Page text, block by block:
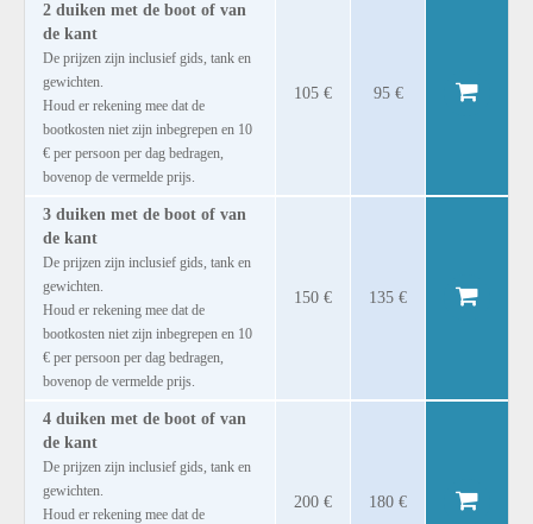
2 duiken met de boot of van
de kant
De prijzen zijn inclusief gids, tank en
gewichten.
Houd er rekening mee dat de
bootkosten niet zijn inbegrepen en 10
€ per persoon per dag bedragen,
bovenop de vermelde prijs.
105 € 95 €
3 duiken met de boot of van
de kant
De prijzen zijn inclusief gids, tank en
gewichten.
Houd er rekening mee dat de
bootkosten niet zijn inbegrepen en 10
€ per persoon per dag bedragen,
bovenop de vermelde prijs.
150 € 135 €
4 duiken met de boot of van
de kant
De prijzen zijn inclusief gids, tank en
gewichten.
Houd er rekening mee dat de
200 € 180 €